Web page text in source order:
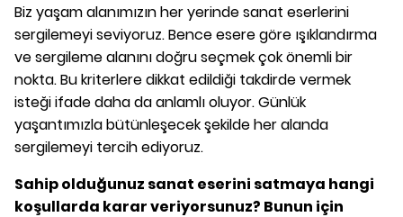
Biz yaşam alanımızın her yerinde sanat eserlerini
sergilemeyi seviyoruz. Bence esere göre ışıklandırma
ve sergileme alanını doğru seçmek çok önemli bir
nokta. Bu kriterlere dikkat edildiği takdirde vermek
isteği ifade daha da anlamlı oluyor. Günlük
yaşantımızla bütünleşecek şekilde her alanda
sergilemeyi tercih ediyoruz.
Sahip olduğunuz sanat eserini satmaya hangi
koşullarda karar veriyorsunuz? Bunun için